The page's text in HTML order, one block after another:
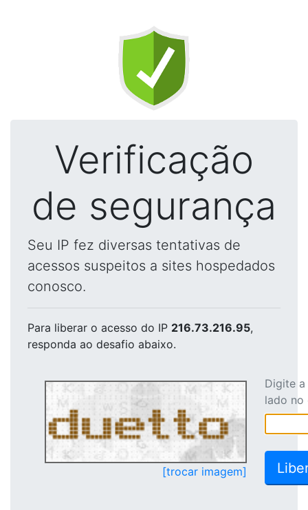
Verificação
de segurança
Seu IP fez diversas tentativas de
acessos suspeitos a sites hospedados
conosco.
Para liberar o acesso do IP 216.73.216.95,
responda ao desafio abaixo.
[trocar imagem]
Digite
lado no